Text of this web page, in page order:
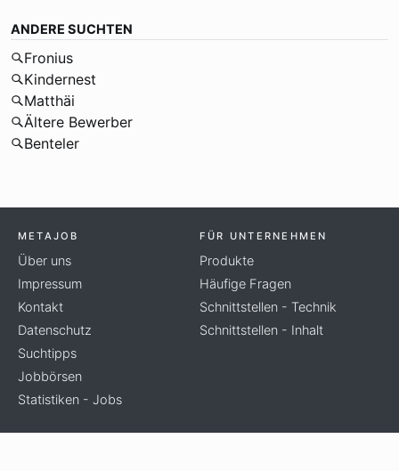
ANDERE SUCHTEN
Fronius
Kindernest
Matthäi
Ältere Bewerber
Benteler
METAJOB
Über uns
Impressum
Kontakt
Datenschutz
Suchtipps
Jobbörsen
Statistiken - Jobs
FÜR UNTERNEHMEN
Produkte
Häufige Fragen
Schnittstellen - Technik
Schnittstellen - Inhalt